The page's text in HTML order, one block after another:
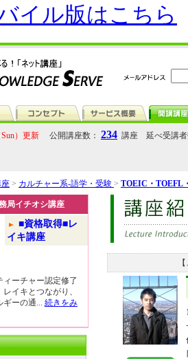
イル版はこちら
）更新 公開講座数： 234 講座 延べ受講
> カルチャー系-語学・受験 > TOEIC・TOEFL
局イチオシ講座
■資格取得■レ
イキ講座
ィーチャー認定修了
イキとつながり、
ギーの通... 続きをみ